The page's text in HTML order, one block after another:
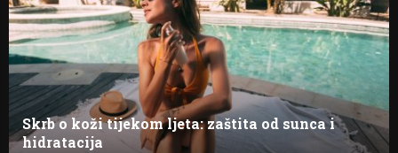
Skrb o koži tijekom ljeta: zaštita od sunca i
hidratacija